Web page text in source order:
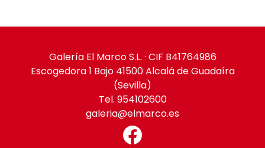
Galería El Marco S.L. · CIF B41764986
Escogedora 1 Bajo 41500 Alcalá de Guadaíra
(Sevilla)
Tel. 954102600
galeria@elmarco.es